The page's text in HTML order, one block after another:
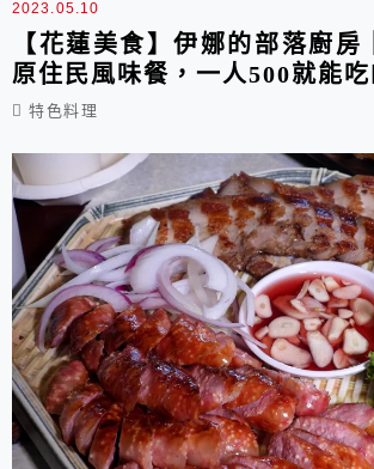
2023.05.10
【花蓮美食】伊娜的部落廚房
原住民風味餐，一人500就能
特色料理